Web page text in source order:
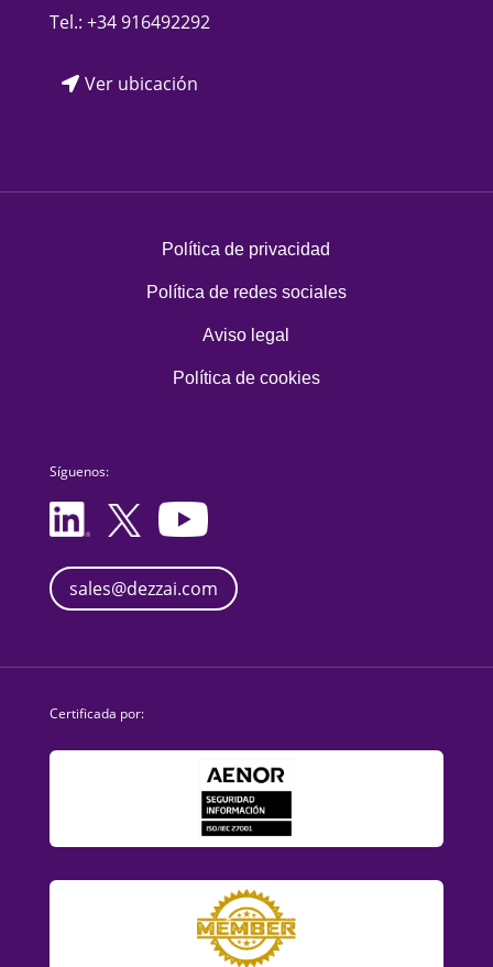
Tel.: +34 916492292
Ver ubicación
Política de privacidad
Política de redes sociales
Aviso legal
Política de cookies
Síguenos:
sales@dezzai.com
Certificada por: